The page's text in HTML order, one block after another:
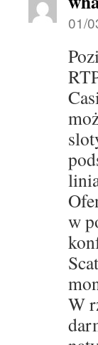
01/
w
W